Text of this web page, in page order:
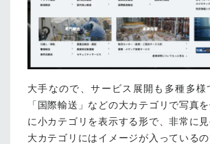
大手なので、サービス展開も多種多様
「国際輸送」などの大カテゴリで写真
に小カテゴリを表示する形で、非常に見
大カテゴリにはイメージが入っている